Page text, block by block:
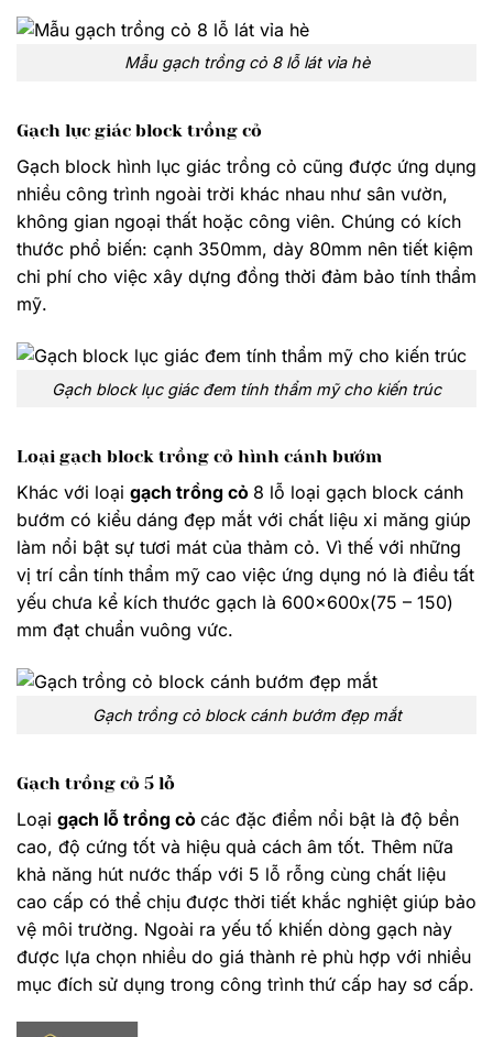
Mẫu gạch trồng cỏ 8 lỗ lát vỉa hè
Gạch lục giác block trồng cỏ
Gạch block hình lục giác trồng cỏ cũng được ứng dụng
nhiều công trình ngoài trời khác nhau như sân vườn,
không gian ngoại thất hoặc công viên. Chúng có kích
thước phổ biến: cạnh 350mm, dày 80mm nên tiết kiệm
chi phí cho việc xây dựng đồng thời đảm bảo tính thẩm
mỹ.
Gạch block lục giác đem tính thẩm mỹ cho kiến trúc
Loại gạch block trồng cỏ hình cánh bướm
Khác với loại gạch trồng cỏ 8 lỗ loại gạch block cánh
bướm có kiểu dáng đẹp mắt với chất liệu xi măng giúp
làm nổi bật sự tươi mát của thảm cỏ. Vì thế với những
vị trí cần tính thẩm mỹ cao việc ứng dụng nó là điều tất
yếu chưa kể kích thước gạch là 600x600x(75 – 150)
mm đạt chuẩn vuông vức.
Gạch trồng cỏ block cánh bướm đẹp mắt
Gạch trồng cỏ 5 lỗ
Loại gạch lỗ trồng cỏ các đặc điểm nổi bật là độ bền
cao, độ cứng tốt và hiệu quả cách âm tốt. Thêm nữa
khả năng hút nước thấp với 5 lỗ rỗng cùng chất liệu
cao cấp có thể chịu được thời tiết khắc nghiệt giúp bảo
vệ môi trường. Ngoài ra yếu tố khiến dòng gạch này
được lựa chọn nhiều do giá thành rẻ phù hợp với nhiều
mục đích sử dụng trong công trình thứ cấp hay sơ cấp.